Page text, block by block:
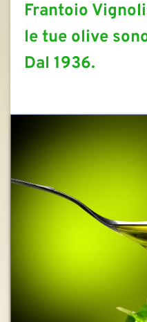
Frantoio
le tue olive
Dal 1936.